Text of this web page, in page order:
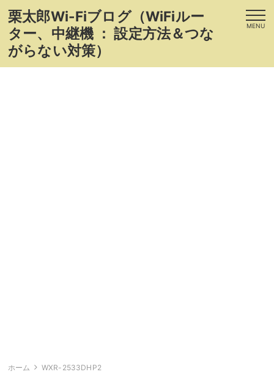
栗太郎Wi-Fiブログ（WiFiルー
ター、中継機 ： 設定方法＆つな
がらない対策）
MENU
ホーム WXR-2533DHP2